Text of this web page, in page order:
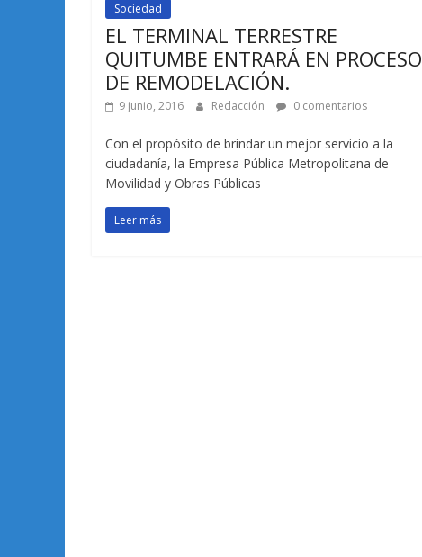
Sociedad
EL TERMINAL TERRESTRE
QUITUMBE ENTRARÁ EN PROCESO
DE REMODELACIÓN.
9 junio, 2016 Redacción 0 comentarios
Con el propósito de brindar un mejor servicio a la
ciudadanía, la Empresa Pública Metropolitana de
Movilidad y Obras Públicas
Leer más